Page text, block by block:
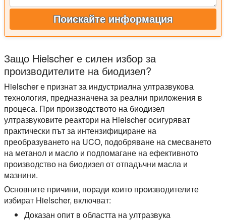
Поискайте информация
Защо Hielscher е силен избор за
производителите на биодизел?
Hielscher е признат за индустриална ултразвукова
технология, предназначена за реални приложения в
процеса. При производството на биодизел
ултразвуковите реактори на Hielscher осигуряват
практически път за интензифициране на
преобразуването на UCO, подобряване на смесването
на метанол и масло и подпомагане на ефективното
производство на биодизел от отпадъчни масла и
мазнини.
Основните причини, поради които производителите
избират Hielscher, включват:
Доказан опит в областта на ултразвука